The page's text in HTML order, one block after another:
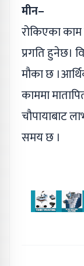
मीन–
रोकिएका
प्रगति हुनेछ।
मौका छ
काममा
चौपायाबाट
समय छ ।